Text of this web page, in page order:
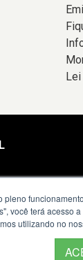
pleno
você terá acesso
utilizando no